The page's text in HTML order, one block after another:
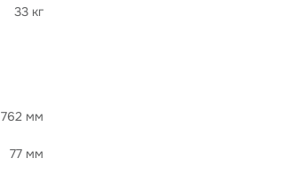
33 кг
762 мм
77 мм